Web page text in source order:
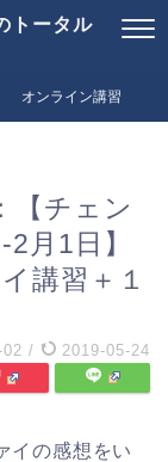
オンライン講習
【チェン
月1日】
講習＋１
/ 2019-05-24
イの感想をい